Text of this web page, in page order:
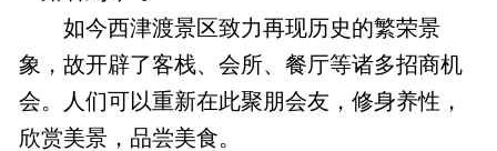
如今西津渡景区致力再现历史的繁荣景
象，故开辟了客栈、会所、餐厅等诸多招商机
会。人们可以重新在此聚朋会友，修身养性，
欣赏美景，品尝美食。